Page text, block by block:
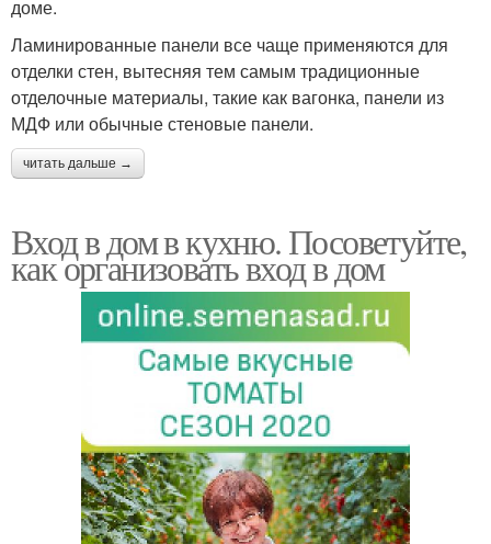
доме.
Ламинированные панели все чаще применяются для
отделки стен, вытесняя тем самым традиционные
отделочные материалы, такие как вагонка, панели из
МДФ или обычные стеновые панели.
читать дальше →
Вход в дом в кухню. Посоветуйте,
как организовать вход в дом